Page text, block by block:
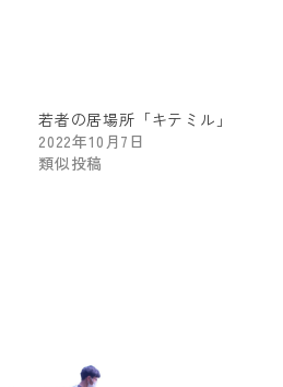
若者の居場所「キテミル」
2022年10月7日
類似投稿